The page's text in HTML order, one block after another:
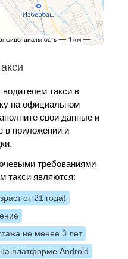
такси в
на официальном
свои данные и
в приложении и
требованиями
такси являются:
от 21 года)
не менее 3 лет
платформе Android